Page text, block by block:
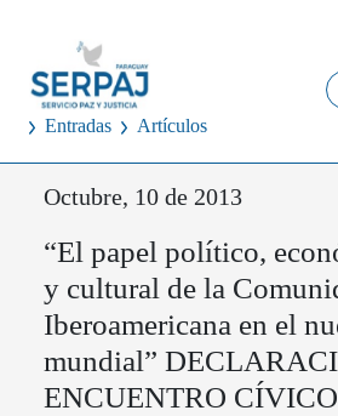
Entradas Artículos
Octubre, 10 de 2013
“El papel político,
y cultural de la
Iberoamericana en el
mundial”
ENCUENTRO CÍVICO